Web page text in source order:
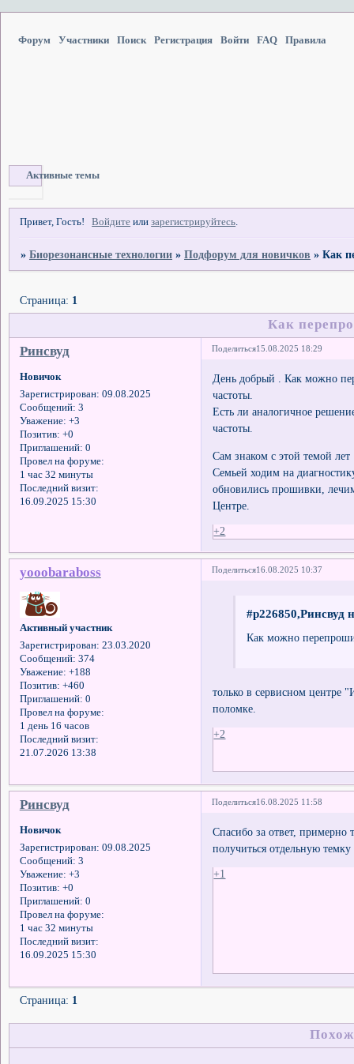
Форум Участники Поиск Регистрация Войти FAQ Правила
Активные темы
Привет, Гость! Войдите илизарегистрируйтесь.
»Биорезонансные технологии »Подфорум для новичков »Как
Как
Страница: 1
Поделиться15.08.2025 18:29
Ринсвуд
Новичок
Зарегистрирован: 09.08.2025
Сообщений: 3
Уважение: +3
Позитив: +0
Приглашений: 0
Провел на форуме:
1 час 32 минуты
Последний визит:
16.09.2025 15:30
День добрый . Как можно
частоты.
Есть ли аналогичное
частоты.
Сам знаком с этой темой
Семьей ходим на
обновились прошивки,
Центре.
+2
Поделиться16.08.2025 10:37
yooobaraboss
Активный участник
Зарегистрирован: 23.03.2020
Сообщений: 374
Уважение: +188
Позитив: +460
Приглашений: 0
Провел на форуме:
1 день 16 часов
Последний визит:
21.07.2026 13:38
#p226850,Ринсвуд
Как можно
только в сервисном
поломке.
+2
Поделиться16.08.2025 11:58
Ринсвуд
Новичок
Зарегистрирован: 09.08.2025
Сообщений: 3
Уважение: +3
Позитив: +0
Приглашений: 0
Провел на форуме:
1 час 32 минуты
Последний визит:
16.09.2025 15:30
Спасибо за ответ, примерно
получиться отдельную темку
+1
Страница: 1